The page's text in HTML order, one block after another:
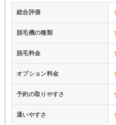
総合評価
脱毛機の種類
脱毛料金
オプション料金
予約の取りやすさ
通いやすさ